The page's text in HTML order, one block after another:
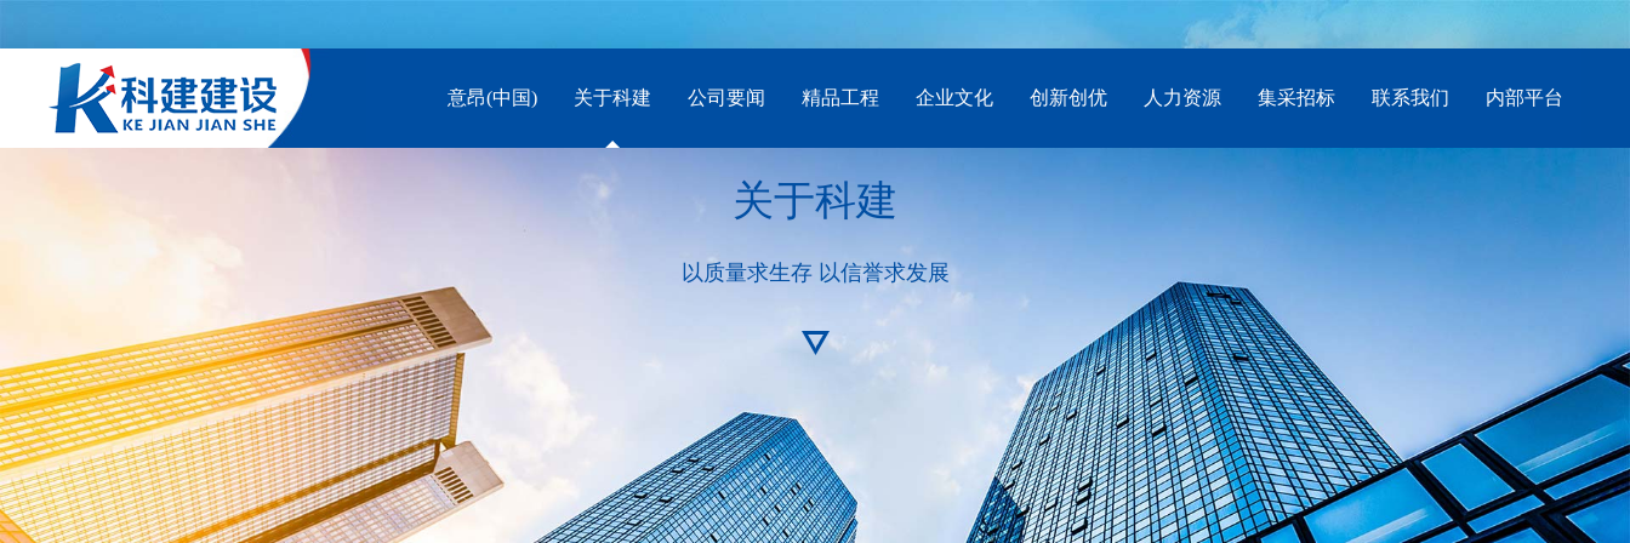
内部平台
联系我们
集采招标
人力资源
创新创优
企业文化
精品工程
公司要闻
关于科建
意昂(中国)
关于科建
以质量求生存 以信誉求发展